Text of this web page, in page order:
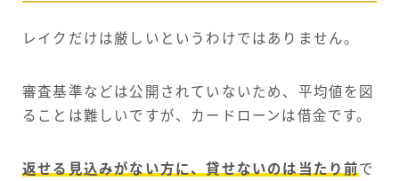
レイクだけは厳しいというわけではありません。
審査基準などは公開されていないため、平均値を図
ることは難しいですが、カードローンは借金です。
返せる見込みがない方に、貸せないのは当たり前で